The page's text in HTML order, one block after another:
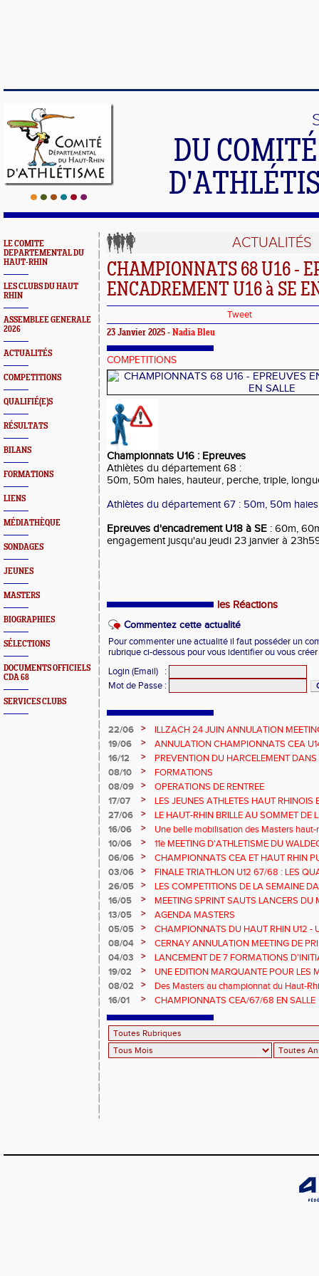
DU
LE COMITE
DEPARTEMENTAL DU
HAUT-RHIN
LES CLUBS DU HAUT
RHIN
ASSEMBLEE GENERALE
2026
ACTUALITÉS
COMPETITIONS
QUALIFIÉ(E)S
RÉSULTATS
BILANS
FORMATIONS
LIENS
MÉDIATHÈQUE
SONDAGES
JEUNES
MASTERS
BIOGRAPHIES
SÉLECTIONS
DOCUMENTS OFFICIELS
CDA 68
SERVICES CLUBS
ACTUALITÉS
CHAMPIONNATS 68 U16 -
ENCADREMENT U16 à SE
Tweet
23 Janvier 2025 - Nadia Bleu
COMPETITIONS
Championnats U16 : Epreuves
Athlètes du département 68 :
50m, 50m haies, hauteur, perche, triple,
Athlètes du département 67 : 50m, 50m
Epreuves d'encadrement U18 à SE : 60m,
engagement jusqu'au jeudi 23 janvier à
les Réactions
Commentez cette actualité
Pour commenter une actualité il faut posséder un
rubrique ci-dessous pour vous identifier ou vous
Login (Email)
:
Mot de Passe :
22/06 >
ILLZACH 24 JUIN ANNULATION
19/06
>
ANNULATION CHAMPIONNATS CEA
16/12
>
PREVENTION DU HARCELEMENT
08/10
>
FORMATIONS
08/09
>
OPERATIONS DE RENTREE
17/07
>
LES JEUNES ATHLETES HAUT RHINOIS
CHAMPIONNATS DE FRANCE AVENIR
27/06 >
LE HAUT-RHIN BRILLE AU SOMMET DE
!
16/06 >
Une belle mobilisation des Masters haut-
Championnats Grand Est 2025
10/06 >
11è MEETING D'ATHLETISME DU
06/06
>
CHAMPIONNATS CEA ET HAUT RHIN
03/06
>
FINALE TRIATHLON U12 67/68 : LES
26/05
>
LES COMPETITIONS DE LA SEMAINE
16/05
>
MEETING SPRINT SAUTS LANCERS DU
13/05
>
AGENDA MASTERS
05/05
>
CHAMPIONNATS DU HAUT RHIN U12 -
08/04
>
CERNAY ANNULATION MEETING DE
04/03
>
LANCEMENT DE 7 FORMATIONS
19/02
>
UNE EDITION MARQUANTE POUR LES
08/02
>
Des Masters au championnat du Haut-
16/01
> CHAMPIONNATS CEA/67/68 EN SALLE